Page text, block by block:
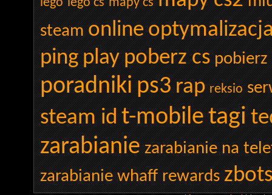
lego lego cs mapy cs
steam online
pingplaypoberz cs pobierz
poradnikips3rap reksio
steam idt-mobiletagi
zarabianie zarabianie na
zarabianie whaff rewards zbots